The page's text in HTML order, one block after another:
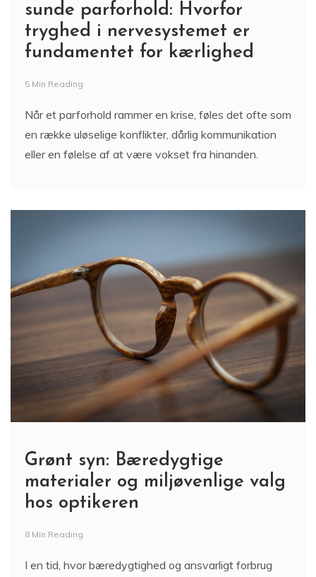
sunde parforhold: Hvorfor
tryghed i nervesystemet er
fundamentet for kærlighed
5 Min Reading
Når et parforhold rammer en krise, føles det ofte som
en række uløselige konflikter, dårlig kommunikation
eller en følelse af at være vokset fra hinanden.
Grønt syn: Bæredygtige
materialer og miljøvenlige valg
hos optikeren
8 Min Reading
I en tid, hvor bæredygtighed og ansvarligt forbrug